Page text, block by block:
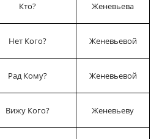
Кто? Женевьева
Нет Кого? Женевьевой
Рад Кому? Женевьевой
Вижу Кого? Женевьеву